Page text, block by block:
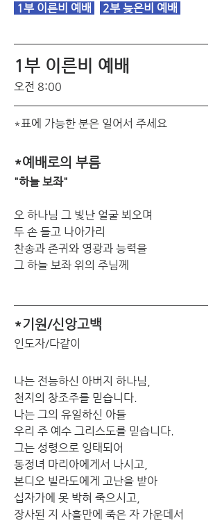
1부 이른비 예배
2부 늦은비 예배
1부 이른비 예배
오전 8:00
*표에 가능한 분은 일어서 주세요
*예배로의 부름
"하늘 보좌"
오 하나님 그 빛난 얼굴 뵈오며
두 손 들고 나아가리
찬송과 존귀와 영광과 능력을
그 하늘 보좌 위의 주님께
*기원/신앙고백
인도자/다같이
나는 전능하신 아버지 하나님,
천지의 창조주를 믿습니다.
나는 그의 유일하신 아들
우리 주 예수 그리스도를 믿습니다.
그는 성령으로 잉태되어
동정녀 마리아에게서 나시고,
본디오 빌라도에게 고난을 받아
십자가에 못 박혀 죽으시고,
장사된 지 사흘만에 죽은 자 가운데서